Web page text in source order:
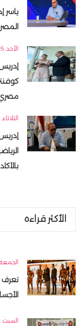
ياسر
الأحد, 05 يوليو 2026 - 11:04 م
مصري
الثلاثاء, 23 يونيو 2026 - 08:17 م
الأكثر قراءه
الجمعة, 05 أبريل 2024 -
تعرف
السبت, 22 فبراير 2025 - 11:07 م